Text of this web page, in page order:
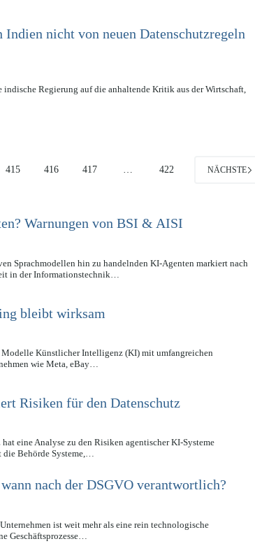
nicht von neuen Datenschutzregeln
indische Regierung auf die anhaltende Kritik aus der Wirtschaft,
415 416 417 … 422 NÄCHSTE
Warnungen von BSI & AISI
Sprachmodellen hin zu handelnden KI-Agenten markiert nach
in der Informationstechnik…
bleibt wirksam
Modelle Künstlicher Intelligenz (KI) mit umfangreichen
wie Meta, eBay…
Risiken für den Datenschutz
eine Analyse zu den Risiken agentischer KI-Systeme
die Behörde Systeme,…
nach der DSGVO verantwortlich?
ist weit mehr als eine rein technologische
Geschäftsprozesse…